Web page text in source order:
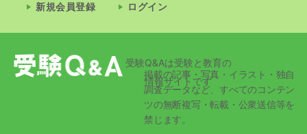
新規会員登録
ログイン
受験Q&Aは受験と教育の
情報サイトです
掲載の記事・写真・イラスト・独自
調査データなど、すべてのコンテン
ツの無断複写・転載・公衆送信等を
禁じます。